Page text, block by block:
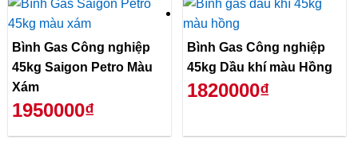
Bình Gas Công nghiệp
45kg Saigon Petro Màu
Xám
1950000₫
Bình Gas Công nghiệp
45kg Dầu khí màu Hồng
1820000₫